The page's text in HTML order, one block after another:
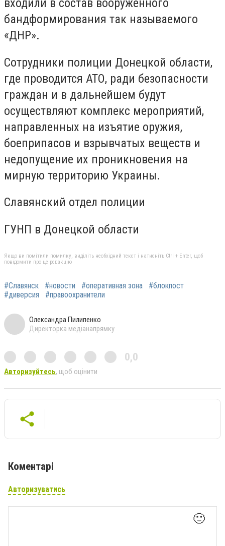
входили в состав вооруженного
бандформирования так называемого
«ДНР».
Сотрудники полиции Донецкой области,
где проводится АТО, ради безопасности
граждан и в дальнейшем будут
осуществляют комплекс мероприятий,
направленных на изъятие оружия,
боеприпасов и взрывчатых веществ и
недопущение их проникновения на
мирную территорию Украины.
Славянский отдел полиции
ГУНП в Донецкой области
Якщо ви помітили помилку, виділіть необхідний текст і натисніть Ctrl + Enter, щоб
повідомити про це редакцію
#Славянск #новости #оперативная зона
#блокпост
#диверсия
#правоохранители
Олександра Пилипенко
Директорка медіанапрямку
0,0
Авторизуйтесь, щоб оцінити
Коментарі
Авторизуватись
🙂